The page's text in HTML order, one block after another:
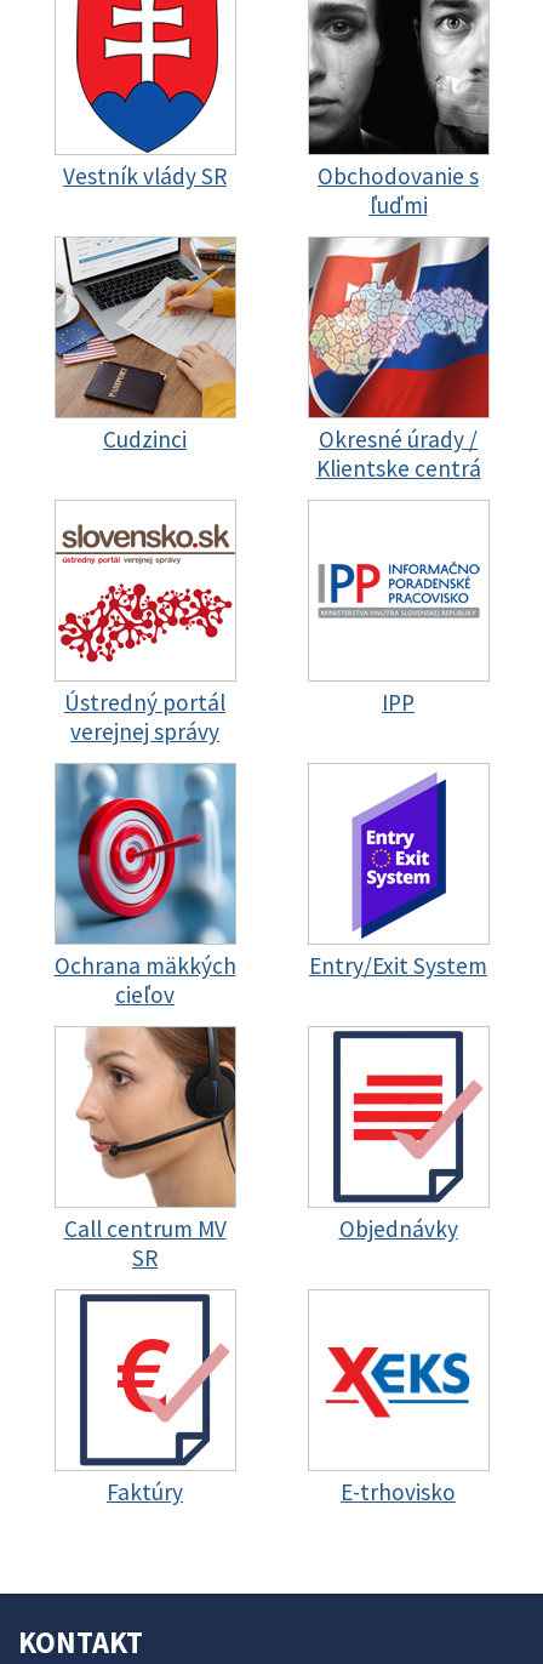
Vestník vlády SR
Obchodovanie s
ľuďmi
Cudzinci
Okresné úrady /
Klientske centrá
Ústredný portál
verejnej správy
IPP
Ochrana mäkkých
cieľov
Entry/Exit System
Call centrum MV
SR
Objednávky
Faktúry E-trhovisko
KONTAKT